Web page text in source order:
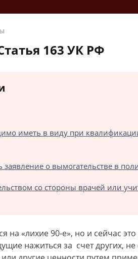
163 УК РФ
иметь в виду при
заявление о вымогательстве в
со стороны врачей или
на «лихие 90-е», но и сейчас
нажиться за счет других, не